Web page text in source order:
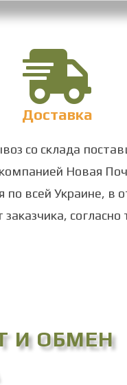
Доставка
со склада
Новая
по всей Украине, в
заказчика, согласно
И ОБМЕН